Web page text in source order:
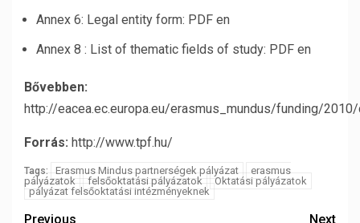
Annex 6: Legal entity form: PDF en
Annex 8 : List of thematic fields of study: PDF en
Bővebben:
http://eacea.ec.europa.eu/erasmus_mundus/funding/
Forrás: http://www.tpf.hu/
Tags: Erasmus Mindus partnerségek pályázat
erasmus
pályázatok
felsőoktatási pályázatok
Oktatási pályázatok
pályázat felsőoktatási intézményeknek
Previous
Next